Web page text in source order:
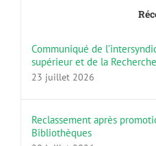
Communiqué de
supérieur et de la Recherche
23 juillet 2026
Reclassement après
Bibliothèques